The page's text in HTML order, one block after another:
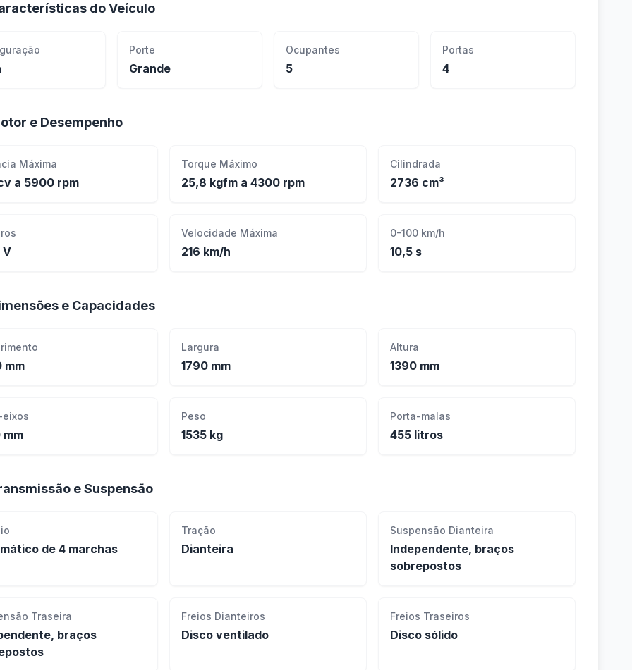
do Veículo
Porte
Grande
Ocupantes
5
Portas
4
e Desempenho
Máxima
a 5900 rpm
Torque Máximo
25,8 kgfm a 4300 rpm
Cilindrada
2736 cm³
V
Velocidade Máxima
216 km/h
0-100 km/h
10,5 s
e Capacidades
mm
Largura
1790 mm
Altura
1390 mm
eixos
mm
Peso
1535 kg
Porta-malas
455 litros
e Suspensão
de 4 marchas
Tração
Dianteira
Suspensão Dianteira
Independente, braços
sobrepostos
Traseira
braços
Freios Dianteiros
Disco ventilado
Freios Traseiros
Disco sólido